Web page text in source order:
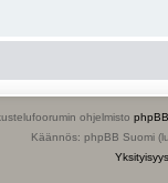
ohjelmisto phpBB
Käännös: phpBB Suomi
Yksityisyys